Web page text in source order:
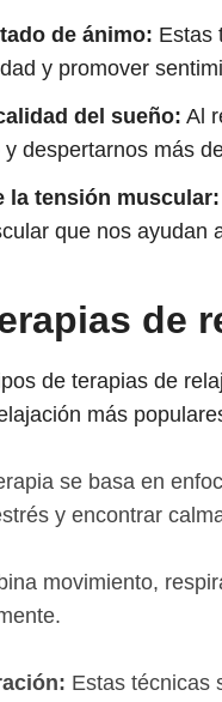
de ánimo: Estas
y promover
del sueño: Al
despertarnos más
la tensión muscular:
que nos ayudan
de
de terapias de
más
se basa en
y encontrar
movimiento,
Estas técnicas